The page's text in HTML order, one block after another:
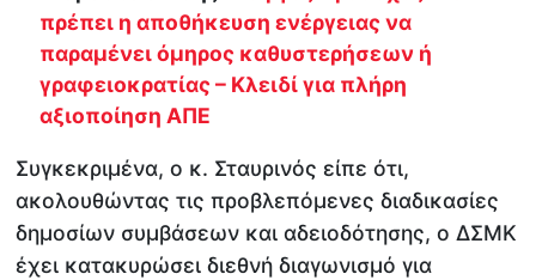
πρέπει η αποθήκευση ενέργειας να
παραμένει όμηρος καθυστερήσεων ή
γραφειοκρατίας – Κλειδί για πλήρη
αξιοποίηση ΑΠΕ
Συγκεκριμένα, ο κ. Σταυρινός είπε ότι,
ακολουθώντας τις προβλεπόμενες διαδικασίες
δημοσίων συμβάσεων και αδειοδότησης, ο ΔΣΜΚ
έχει κατακυρώσει διεθνή διαγωνισμό για